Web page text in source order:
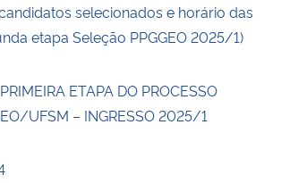
selecionados e horário das
etapa Seleção PPGGEO 2025/1)
ETAPA DO PROCESSO
UFSM – INGRESSO 2025/1